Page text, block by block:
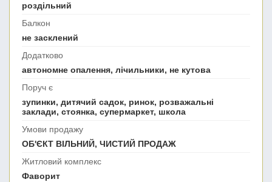
роздільний
Балкон
не засклений
Додатково
автономне опалення, лічильники, не кутова
Поруч є
зупинки, дитячий садок, ринок, розважальні
заклади, стоянка, супермаркет, школа
Умови продажу
ОБ'ЄКТ ВІЛЬНИЙ, ЧИСТИЙ ПРОДАЖ
Житловий комплекс
Фаворит